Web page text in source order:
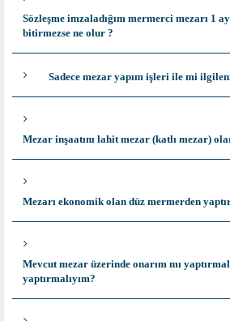
Sözleşme imzaladığım mermerci mezarı 1
bitirmezse ne olur ?
Sadece mezar yapım işleri ile mi
Mezar inşaatını lahit mezar (katlı mezar)
Mezarı ekonomik olan düz mermerden
Mevcut mezar üzerinde onarım mı
yaptırmalıyım?